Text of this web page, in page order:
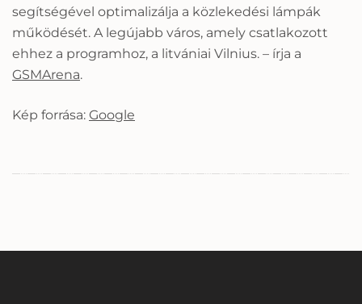
segítségével optimalizálja a közlekedési lámpák
működését. A legújabb város, amely csatlakozott
ehhez a programhoz, a litvániai Vilnius. – írja a
GSMArena.
Kép forrása: Google